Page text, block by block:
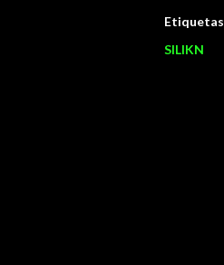
Etiquetas
SILIKN